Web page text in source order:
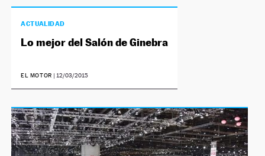
ACTUALIDAD
Lo mejor del Salón de Ginebra
EL MOTOR | 12/03/2015